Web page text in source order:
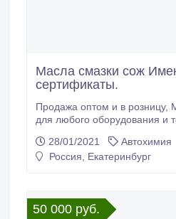
Масла смазки сож
сертификаты.
Продажа оптом и в розницу, МАСЛА-СМАЗКИ-СОЖ
для любого оборудования и
заказе товара от 6000 рублей, доставка нашими
силами в любую точку Свердловской-Челябинской-
28/01/2021
Автохимия
Россия, Екатеринбург
50 000 руб.